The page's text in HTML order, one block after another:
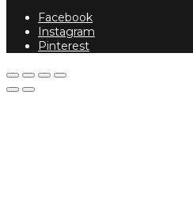
Facebook
Instagram
Pinterest